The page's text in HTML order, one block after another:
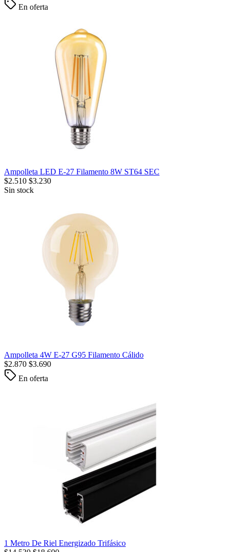
En oferta
Ampolleta LED E-27 Filamento 8W ST64 SEC
$2.510 $3.230
Sin stock
Ampolleta 4W E-27 G95 Filamento Cálido
$2.870 $3.690
En oferta
1 Metro De Riel Energizado Trifásico